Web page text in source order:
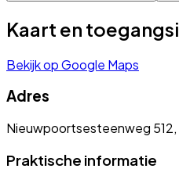
Kaart en
Bekijk op Google Maps
Adres
Nieuwpoortsesteenweg
Praktische informatie